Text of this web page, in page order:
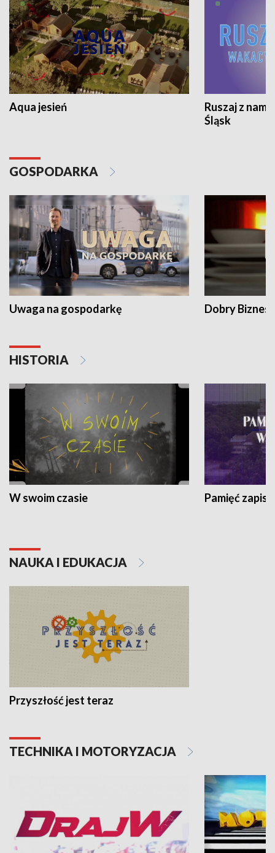
Aqua jesień
Ruszaj z
Śląsk
GOSPODARKA
Uwaga na gospodarkę Dobry Biznes
HISTORIA
W swoim czasie Pamięć
NAUKA I EDUKACJA
Przyszłość jest teraz
TECHNIKA I MOTORYZACJA